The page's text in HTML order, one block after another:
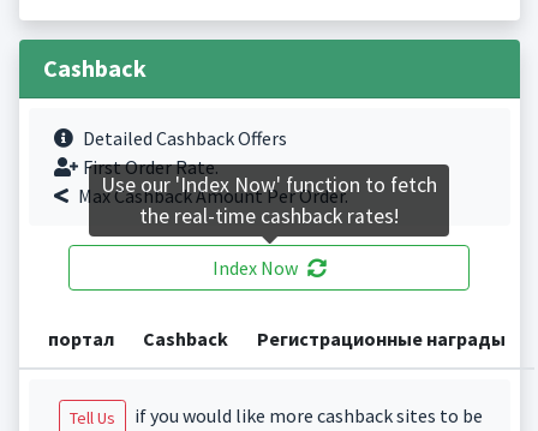
Cashback
Detailed Cashback Offers
First Order Rate.
Max Cashback Amount Per Order.
Index Now
портал Cashback Регистрационные награды
Tell Us
if you would like more cashback sites to be
Use our 'Index Now' function to fetch
the real-time cashback rates!